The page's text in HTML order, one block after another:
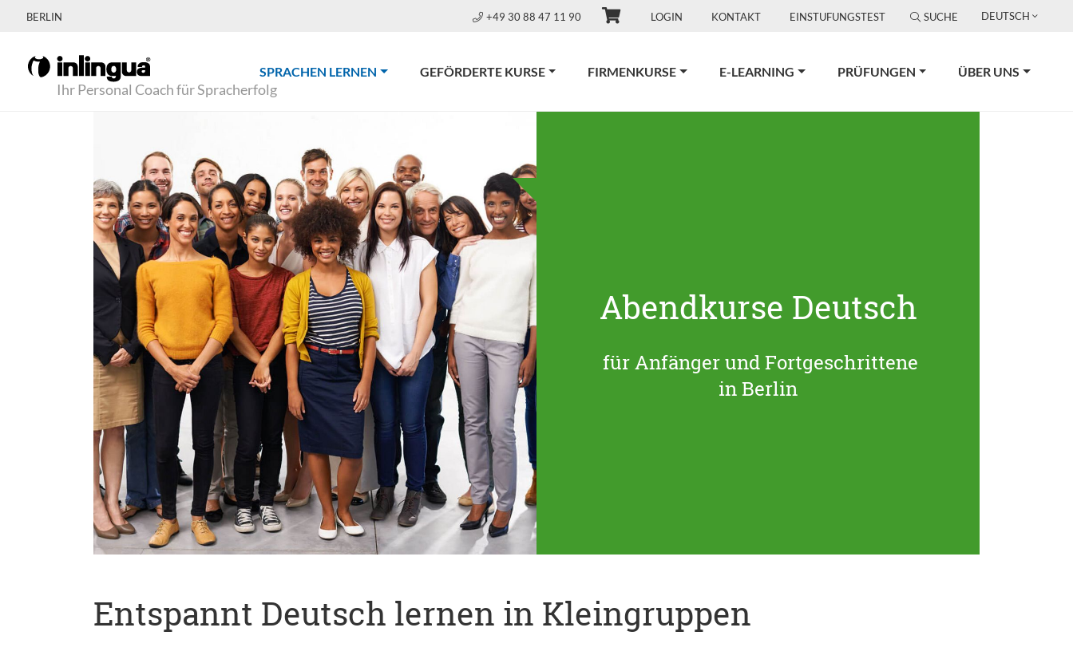
BERLIN +49 30 88 47 11 90 LOGIN KONTAKT EINSTUFUNGSTEST SUCHE DEUTSCH
Ihr Personal Coach für Spracherfolg
SPRACHEN LERNEN(CURRENT)GEFÖRDERTE KURSE FIRMENKURSE E-LEARNING PRÜFUNGEN ÜBER UNS
Abendkurse Deutsch
für Anfänger und Fortgeschrittene
in Berlin
Entspannt Deutsch lernen in Kleingruppen